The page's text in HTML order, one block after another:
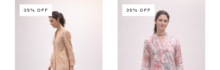
35% OFF 35% OFF